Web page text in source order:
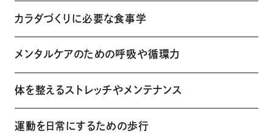
カラダづくりに必要な食事学
メンタルケアのための呼吸や循環力
体を整えるストレッチやメンテナンス
運動を日常にするための歩行